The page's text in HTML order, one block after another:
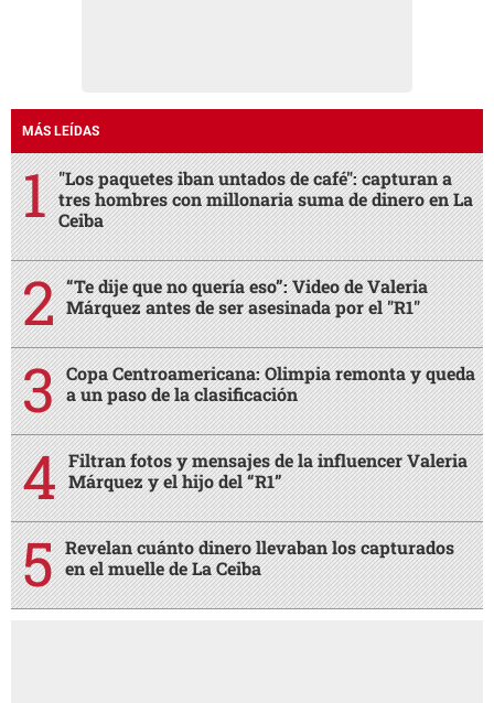
MÁS LEÍDAS
"Los paquetes iban untados de café": capturan a
tres hombres con millonaria suma de dinero en La
Ceiba
“Te dije que no quería eso”: Video de Valeria
Márquez antes de ser asesinada por el "R1"
Copa Centroamericana: Olimpia remonta y queda
a un paso de la clasificación
Filtran fotos y mensajes de la influencer Valeria
Márquez y el hijo del “R1”
Revelan cuánto dinero llevaban los capturados
en el muelle de La Ceiba